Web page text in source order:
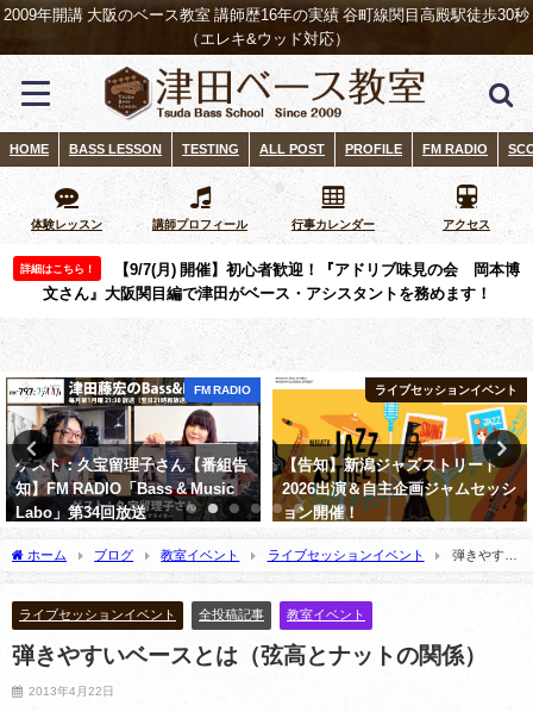
2009年開講 大阪のベース教室 講師歴16年の実績 谷町線関目高殿駅徒歩30秒
（エレキ&ウッド対応）
HOME BASS LESSON TESTING ALL POST PROFILE FM RADIO
体験レッスン 講師プロフィール 行事カレンダー アクセス
詳細はこちら！
【9/7(月) 開催】初心者歓迎！『アドリブ味見の会 岡本博
文さん』大阪関目編で津田がベース・アシスタントを務めます！
ライブセッションイベント
【告知】新潟ジャズストリート
2026出演＆自主企画ジャムセッシ
ョン開催！ ​
ライブセッションイベント
セッションハンドブックvol.1 は
SYNCROOMにもおすすめ！【教
則本レビュー】【20200122追
記】
ホーム ブログ 教室イベント ライブセッションイベント
弾きやすい
ベースとは（弦高とナットの関係）
ライブセッションイベント 全投稿記事 教室イベント
弾きやすいベースとは（弦高とナットの関係）
2013年4月22日